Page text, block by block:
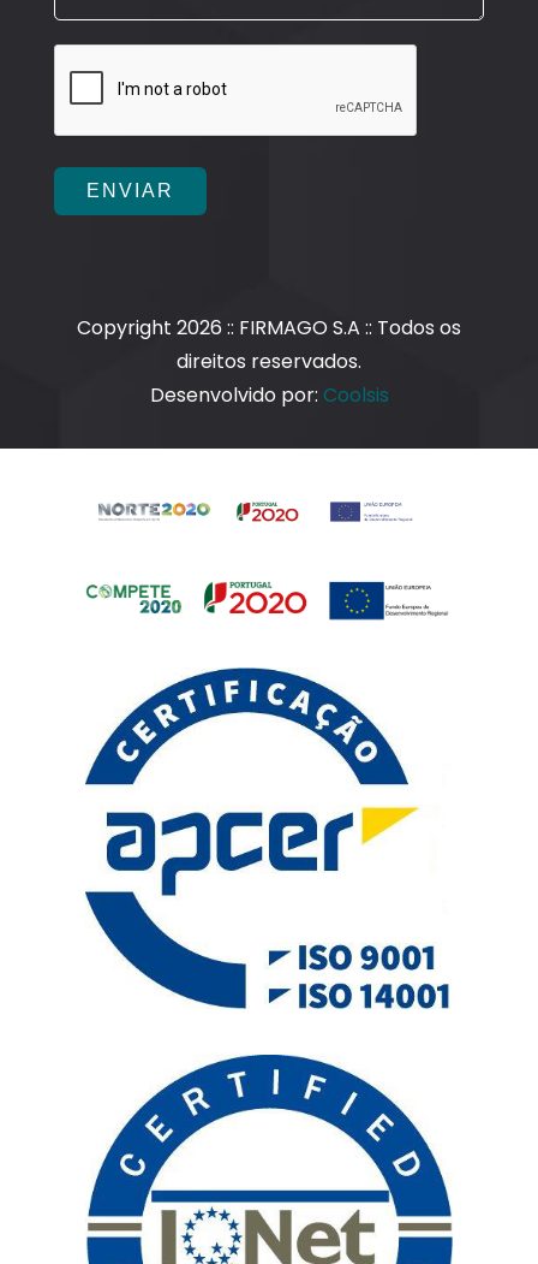
ENVIAR
Copyright 2026 :: FIRMAGO S.A :: Todos os
direitos reservados.
Desenvolvido por: Coolsis